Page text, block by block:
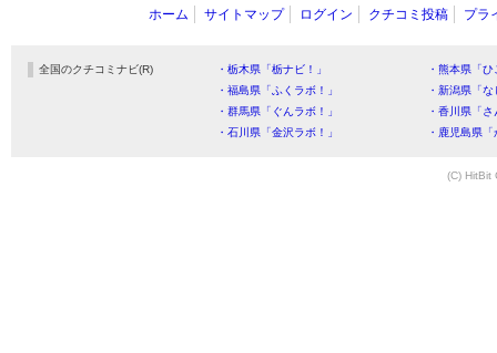
ホーム サイトマップ ログイン クチコミ投稿 プラ
全国のクチコミナビ(R) ・栃木県「栃ナビ！」
・熊本県「
・福島県「ふくラボ！」
・新潟県「
・群馬県「ぐんラボ！」
・香川県「
・石川県「金沢ラボ！」
・鹿児島県
(C) HitBit